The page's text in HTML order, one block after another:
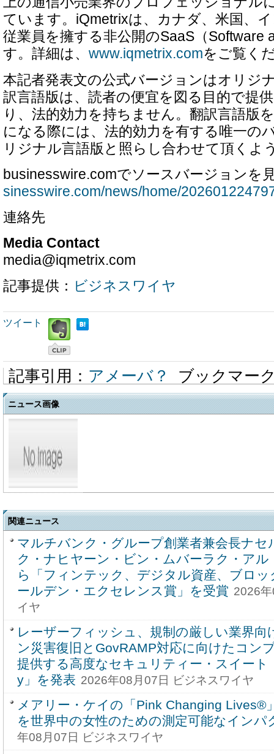
ています。iQmetrixは、カナダ、米国、
従業員を擁する非公開のSaaS（Software
す。詳細は、 www.iqmetrix.comをご覧く
本記者発表文の公式バージョンはオリジ
訳言語版は、読者の便宜を図る目的で提
り、法的効力を持ちません。翻訳言語版
になる際には、法的効力を有する唯一の
リジナル言語版と照らし合わせて頂くよ
businesswire.comでソースバージョンを
sinesswire.com/news/home/
連絡先
Media Contact
media@iqmetrix.com
記事提供： ビジネスワイヤ
ツイート
記事引用： アメーバ？ ブックマー
ニュース画像
関連ニュース
マルチバンク・グループ創業者兼会長ナ
ク・ナヒヤーン・ビン・ムバーラク・ア
ら「フィンテック、デジタル資産、ブロ
ールデン・エクセレンス賞」を受賞 2026
イヤ
レーザーフィッシュ、規制の厳しい業界
ン災害復旧とGovRAMP対応に向けたコン
提供する高度なセキュリティー・スイート
y」を発表 2026年08月07日 ビジネスワイヤ
メアリー・ケイの「Pink Changing Lives®
を世界中の女性のための測定可能なインパ
年08月07日 ビジネスワイヤ